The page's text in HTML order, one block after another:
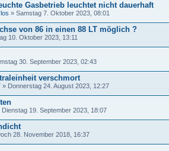
Gasbetrieb leuchtet nicht dauerhaft
» Samstag 7. Oktober 2023, 08:01
von 86 in einen 88 LT möglich ?
10. Oktober 2023, 13:11
30. September 2023, 02:43
verschmort
» Donnerstag 24. August 2023, 12:27
Dienstag 19. September 2023, 18:07
28. November 2018, 16:37